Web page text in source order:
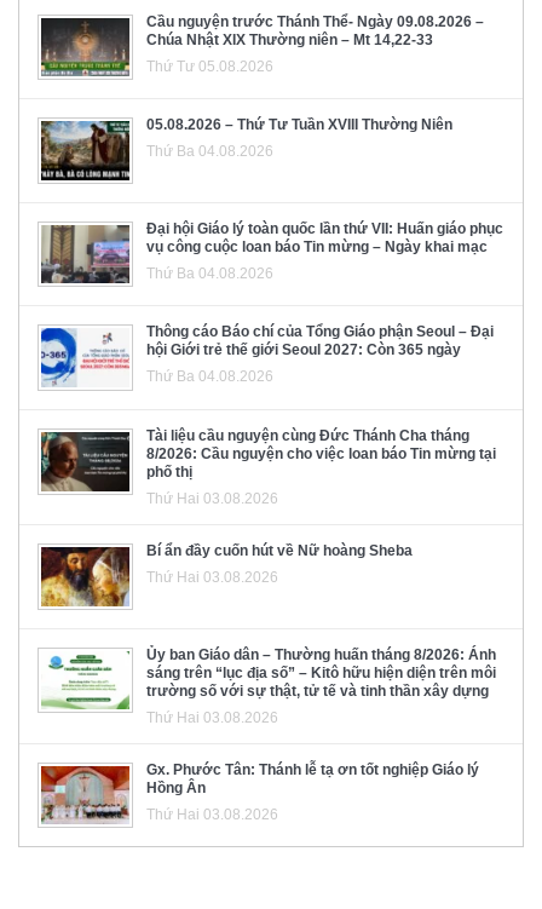
Cầu nguyện trước Thánh Thể- Ngày 09.08.2026 –
Chúa Nhật XIX Thường niên – Mt 14,22-33
Thứ Tư 05.08.2026
05.08.2026 – Thứ Tư Tuần XVIII Thường Niên
Thứ Ba 04.08.2026
Đại hội Giáo lý toàn quốc lần thứ VII: Huấn giáo phục
vụ công cuộc loan báo Tin mừng – Ngày khai mạc
Thứ Ba 04.08.2026
Thông cáo Báo chí của Tổng Giáo phận Seoul – Đại
hội Giới trẻ thế giới Seoul 2027: Còn 365 ngày
Thứ Ba 04.08.2026
Tài liệu cầu nguyện cùng Đức Thánh Cha tháng
8/2026: Cầu nguyện cho việc loan báo Tin mừng tại
phố thị
Thứ Hai 03.08.2026
Bí ẩn đầy cuốn hút về Nữ hoàng Sheba
Thứ Hai 03.08.2026
Ủy ban Giáo dân – Thường huấn tháng 8/2026: Ánh
sáng trên “lục địa số” – Kitô hữu hiện diện trên môi
trường số với sự thật, tử tế và tinh thần xây dựng
Thứ Hai 03.08.2026
Gx. Phước Tân: Thánh lễ tạ ơn tốt nghiệp Giáo lý
Hồng Ân
Thứ Hai 03.08.2026